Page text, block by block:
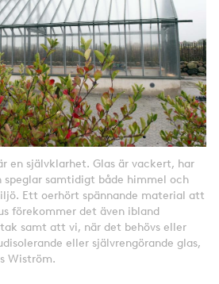
en självklarhet. Glas är vackert, har
speglar samtidigt både himmel och
Ett oerhört spännande material att
förekommer det även ibland
samt att vi, när det behövs eller
eller självrengörande glas,
Wiström.